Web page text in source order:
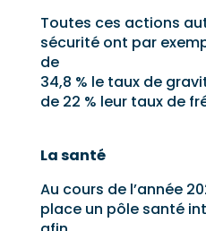
Toutes ces actions
sécurité ont par
de
34,8 % le taux de
de 22 % leur taux de
La santé
Au cours de l’année
place un pôle santé